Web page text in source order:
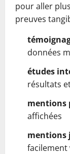
pour aller
preuves
données
études
résultats
mentions
affichées
mentions
facilement